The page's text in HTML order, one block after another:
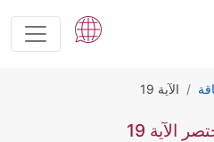
الآية 19
الآية 19